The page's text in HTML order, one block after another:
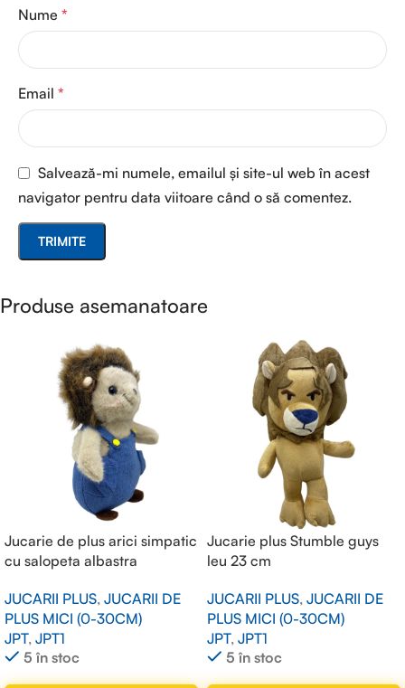
Nume *
Email *
Salvează-mi numele, emailul și site-ul web în acest
navigator pentru data viitoare când o să comentez.
Produse asemanatoare
Jucarie de plus arici simpatic
cu salopeta albastra
JUCARII PLUS, JUCARII DE
PLUS MICI (0-30CM)
JPT, JPT1
5 în stoc
Jucarie plus Stumble guys
leu 23 cm
JUCARII PLUS, JUCARII DE
PLUS MICI (0-30CM)
JPT, JPT1
5 în stoc